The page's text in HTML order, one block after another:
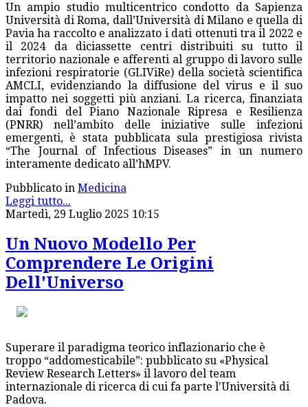
Un ampio studio multicentrico condotto da Sapienza
Università di Roma, dall’Università di Milano e quella di
Pavia ha raccolto e analizzato i dati ottenuti tra il 2022 e
il 2024 da diciassette centri distribuiti su tutto il
territorio nazionale e afferenti al gruppo di lavoro sulle
infezioni respiratorie (GLIViRe) della società scientifica
AMCLI, evidenziando la diffusione del virus e il suo
impatto nei soggetti più anziani. La ricerca, finanziata
dai fondi del Piano Nazionale Ripresa e Resilienza
(PNRR) nell’ambito delle iniziative sulle infezioni
emergenti, è stata pubblicata sula prestigiosa rivista
“The Journal of Infectious Diseases” in un numero
interamente dedicato all’hMPV.
Pubblicato in Medicina
Leggi tutto...
Martedì, 29 Luglio 2025 10:15
Un Nuovo Modello Per
Comprendere Le Origini
Dell'Universo
Superare il paradigma teorico inflazionario che è
troppo “addomesticabile”: pubblicato su «Physical
Review Research Letters» il lavoro del team
internazionale di ricerca di cui fa parte l'Università di
Padova.